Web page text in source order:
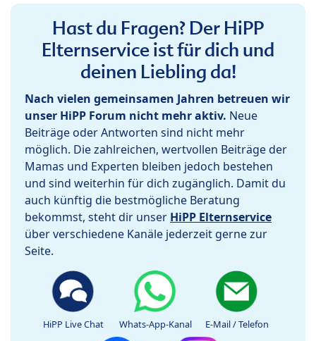
Hast du Fragen? Der HiPP
Elternservice ist für dich und
deinen Liebling da!
Nach vielen gemeinsamen Jahren betreuen wir
unser HiPP Forum nicht mehr aktiv. Neue
Beiträge oder Antworten sind nicht mehr
möglich. Die zahlreichen, wertvollen Beiträge der
Mamas und Experten bleiben jedoch bestehen
und sind weiterhin für dich zugänglich. Damit du
auch künftig die bestmögliche Beratung
bekommst, steht dir unser HiPP Elternservice
über verschiedene Kanäle jederzeit gerne zur
Seite.
HiPP Live Chat Whats-App-Kanal E-Mail / Telefon